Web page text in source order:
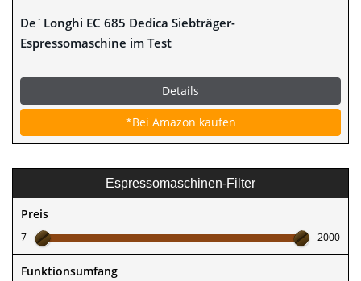
De´Longhi EC 685 Dedica Siebträger-
Espressomaschine im Test
Details
*Bei Amazon kaufen
Espressomaschinen-Filter
Preis
7 2000
Funktionsumfang